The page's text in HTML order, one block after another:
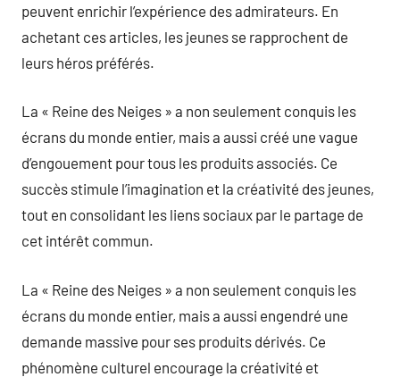
peuvent enrichir l’expérience des admirateurs. En
achetant ces articles, les jeunes se rapprochent de
leurs héros préférés.
La « Reine des Neiges » a non seulement conquis les
écrans du monde entier, mais a aussi créé une vague
d’engouement pour tous les produits associés. Ce
succès stimule l’imagination et la créativité des jeunes,
tout en consolidant les liens sociaux par le partage de
cet intérêt commun.
La « Reine des Neiges » a non seulement conquis les
écrans du monde entier, mais a aussi engendré une
demande massive pour ses produits dérivés. Ce
phénomène culturel encourage la créativité et